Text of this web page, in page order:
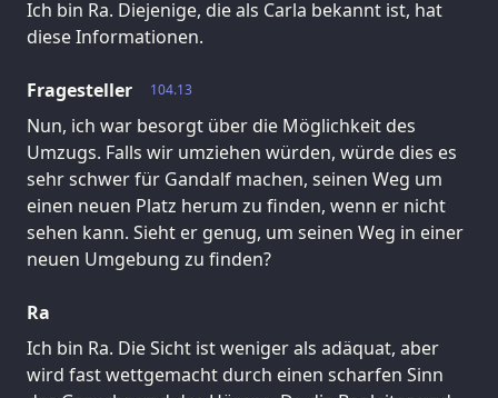
Ich bin Ra. Diejenige, die als Carla bekannt ist, hat
diese Informationen.
104.13
Fragesteller
Nun, ich war besorgt über die Möglichkeit des
Umzugs. Falls wir umziehen würden, würde dies es
sehr schwer für Gandalf machen, seinen Weg um
einen neuen Platz herum zu finden, wenn er nicht
sehen kann. Sieht er genug, um seinen Weg in einer
neuen Umgebung zu finden?
Ra
Ich bin Ra. Die Sicht ist weniger als adäquat, aber
wird fast wettgemacht durch einen scharfen Sinn